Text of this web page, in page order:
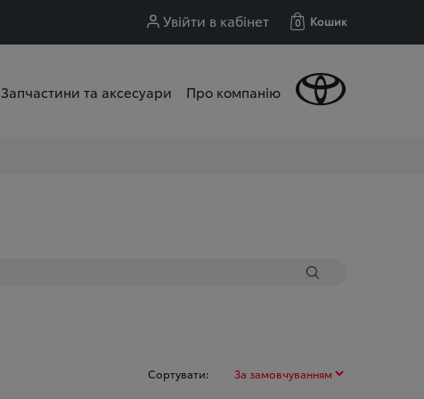
Увійти в кабінет 0 Кошик
Запчастини та аксесуари Про компанію
Сортувати: